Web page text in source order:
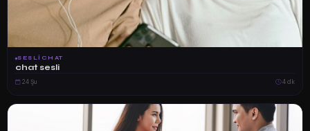
SESLICHAT
chat sesli
24 Şu 4 dk